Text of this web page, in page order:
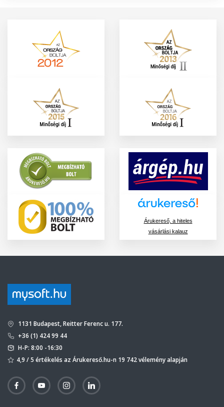
Árukereső, a hiteles
vásárlási kalauz
1131 Budapest, Reitter Ferenc u. 177.
+36 (1) 424 99 44
H-P: 8:00 -16:30
4,9 / 5 értékelés az Árukereső.hu-n 19 742 vélemény alapján